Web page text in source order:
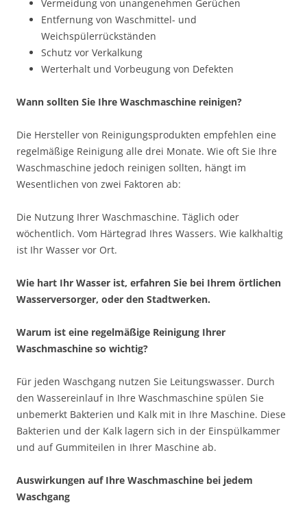
Vermeidung von unangenehmen Gerüchen
Entfernung von Waschmittel- und
Weichspülerrückständen
Schutz vor Verkalkung
Werterhalt und Vorbeugung von Defekten
Wann sollten Sie Ihre Waschmaschine reinigen?
Die Hersteller von Reinigungsprodukten empfehlen eine
regelmäßige Reinigung alle drei Monate. Wie oft Sie Ihre
Waschmaschine jedoch reinigen sollten, hängt im
Wesentlichen von zwei Faktoren ab:
Die Nutzung Ihrer Waschmaschine. Täglich oder
wöchentlich. Vom Härtegrad Ihres Wassers. Wie kalkhaltig
ist Ihr Wasser vor Ort.
Wie hart Ihr Wasser ist, erfahren Sie bei Ihrem örtlichen
Wasserversorger, oder den Stadtwerken.
Warum ist eine regelmäßige Reinigung Ihrer
Waschmaschine so wichtig?
Für jeden Waschgang nutzen Sie Leitungswasser. Durch
den Wassereinlauf in Ihre Waschmaschine spülen Sie
unbemerkt Bakterien und Kalk mit in Ihre Maschine. Diese
Bakterien und der Kalk lagern sich in der Einspülkammer
und auf Gummiteilen in Ihrer Maschine ab.
Auswirkungen auf Ihre Waschmaschine bei jedem
Waschgang